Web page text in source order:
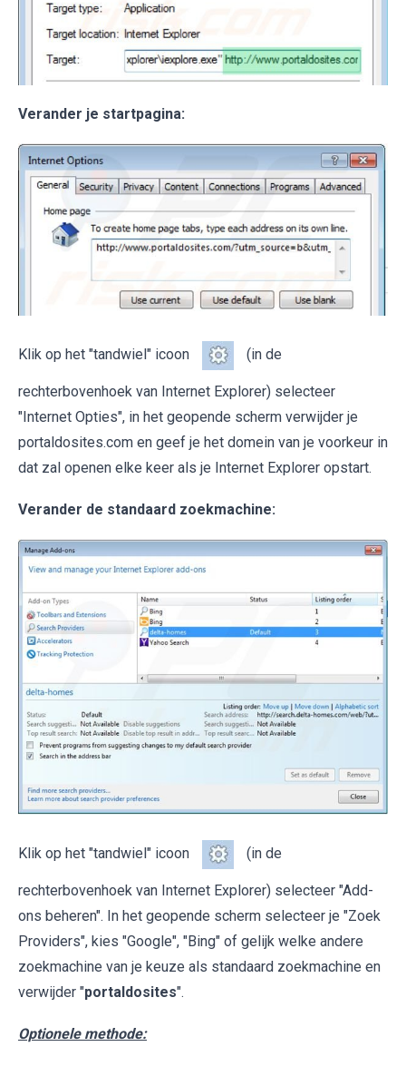
Verander je startpagina:
Klik op het "tandwiel" icoon (in de
rechterbovenhoek van Internet Explorer) selecteer
"Internet Opties", in het geopende scherm verwijder je
portaldosites.com en geef je het domein van je voorkeur in
dat zal openen elke keer als je Internet Explorer opstart.
Verander de standaard zoekmachine:
Klik op het "tandwiel" icoon (in de
rechterbovenhoek van Internet Explorer) selecteer "Add-
ons beheren". In het geopende scherm selecteer je "Zoek
Providers", kies "Google", "Bing" of gelijk welke andere
zoekmachine van je keuze als standaard zoekmachine en
verwijder "portaldosites".
Optionele methode: